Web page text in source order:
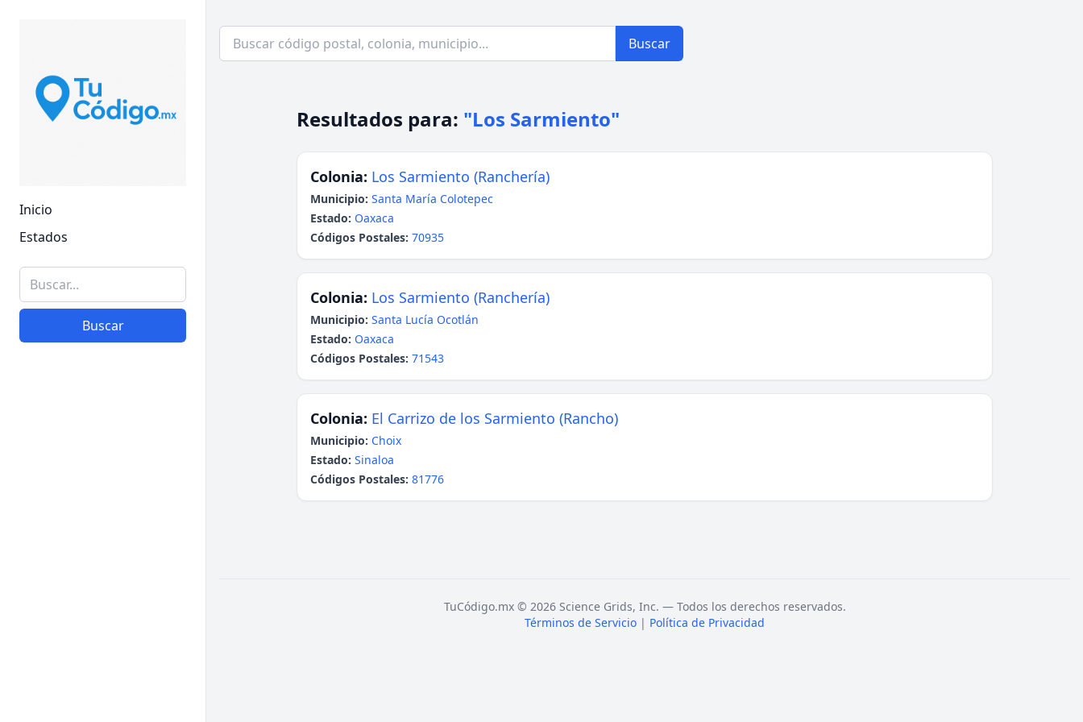
Inicio
Estados
Buscar
Buscar
Resultados para: "Los Sarmiento"
Colonia: Los Sarmiento (Ranchería)
Municipio: Santa María Colotepec
Estado: Oaxaca
Códigos Postales: 70935
Colonia: Los Sarmiento (Ranchería)
Municipio: Santa Lucía Ocotlán
Estado: Oaxaca
Códigos Postales: 71543
Colonia: El Carrizo de los Sarmiento (Rancho)
Municipio: Choix
Estado: Sinaloa
Códigos Postales: 81776
TuCódigo.mx © 2026 Science Grids, Inc. — Todos los derechos reservados.
Términos de Servicio | Política de Privacidad